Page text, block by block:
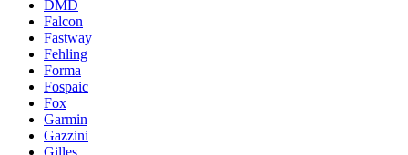
DMD
Falcon
Fastway
Fehling
Forma
Fospaic
Fox
Garmin
Gazzini
Gilles